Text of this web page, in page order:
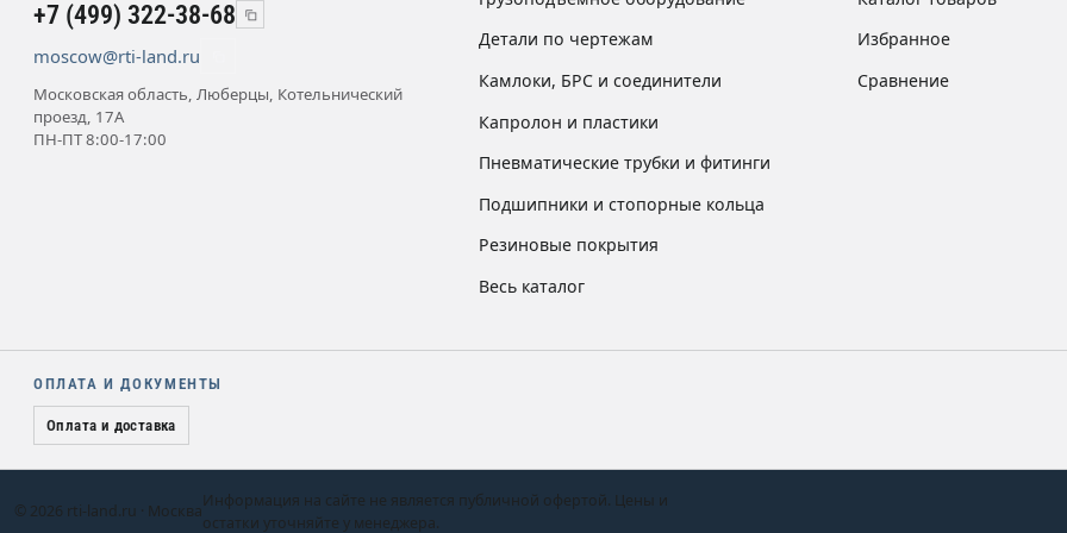
+7 (499) 322-38-68
moscow@rti-land.ru
Московская область, Люберцы, Котельнический
проезд, 17А
ПН-ПТ 8:00-17:00
Детали по чертежам
Камлоки, БРС и соединители
Капролон и пластики
Пневматические трубки и фитинги
Подшипники и стопорные кольца
Резиновые покрытия
Весь каталог
Избранное
Сравнение
ОПЛАТА И ДОКУМЕНТЫ
Оплата и доставка
© 2026 rti-land.ru · Москва
Информация на сайте не является публичной офертой. Цены и
остатки уточняйте у менеджера.